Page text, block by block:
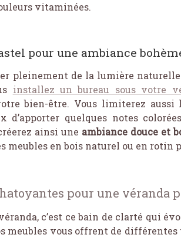
vitaminées.
pour une ambiance
pleinement de la lumière
installez un bureau sous votre
bien-être. Vous limiterez
d’apporter quelques notes
ainsi une ambiance douce et
meubles en bois naturel ou en rotin
pour une véranda
véranda, c’est ce bain de clarté qui
meubles vous offrent de